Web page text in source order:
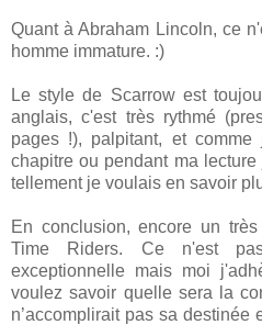
Quant à Abraham Lincoln, ce
homme immature. :)
Le style de Scarrow est
anglais, c'est très rythmé
pages !), palpitant, et
chapitre ou pendant ma
tellement je voulais en savoir
En conclusion, encore un
Time Riders. Ce n'est
exceptionnelle mais moi
voulez savoir quelle sera la
n’accomplirait pas sa destinée